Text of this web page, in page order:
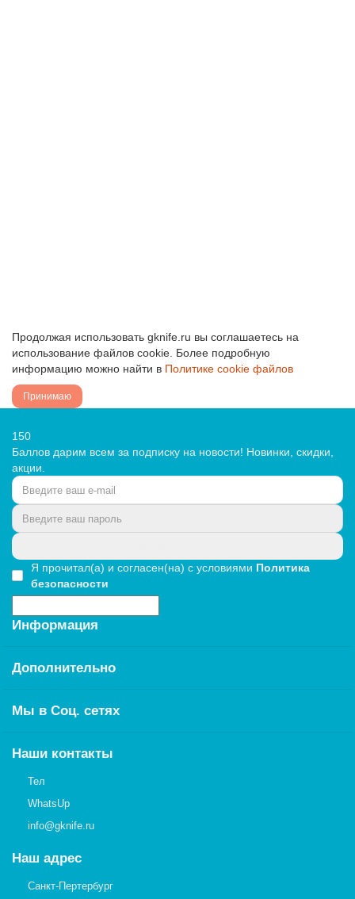
Продолжая использовать gknife.ru вы соглашаетесь на
использование файлов cookie. Более подробную
информацию можно найти в Политике cookie файлов
Принимаю
150
Баллов дарим всем за подписку на новости! Новинки, скидки,
акции.
Я прочитал(а) и согласен(на) с условиями Политика
безопасности
Информация
Дополнительно
Мы в Соц. сетях
Наши контакты
Тел
WhatsUp
info@gknife.ru
Наш адрес
Санкт-Пертербург